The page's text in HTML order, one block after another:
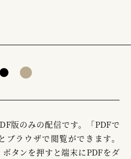
版のみの配信です。「PDFで
ブラウザで閲覧ができます。
ボタンを押すと端末にPDFをダ